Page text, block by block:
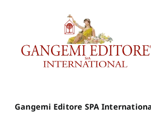
Gangemi Editore SPA